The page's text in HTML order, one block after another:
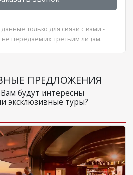
только для связи с вами -
передаем их третьим лицам.
ПРЕДЛОЖЕНИЯ
будут интересны
эксклюзивные туры?